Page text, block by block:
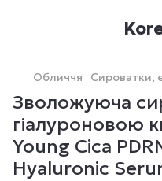
Обличчя Сироватки,
Зволожуюча
гіалуроновою
Young Cica
Hyaluronic